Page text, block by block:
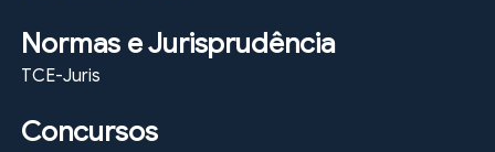
Normas e Jurisprudência
TCE-Juris
Concursos